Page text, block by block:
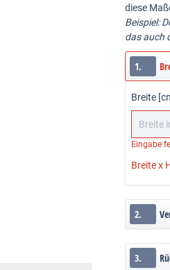
diese
Beispiel:
das auch
1.
Breite
Eingabe
Breite x
2.
3.